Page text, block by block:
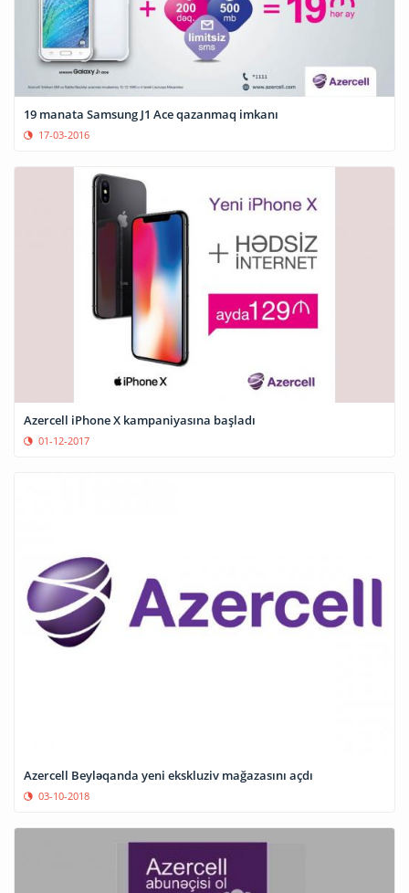
19 manata Samsung J1 Ace qazanmaq imkanı
17-03-2016
Azercell iPhone X kampaniyasına başladı
01-12-2017
Azercell Beyləqanda yeni ekskluziv mağazasını açdı
03-10-2018